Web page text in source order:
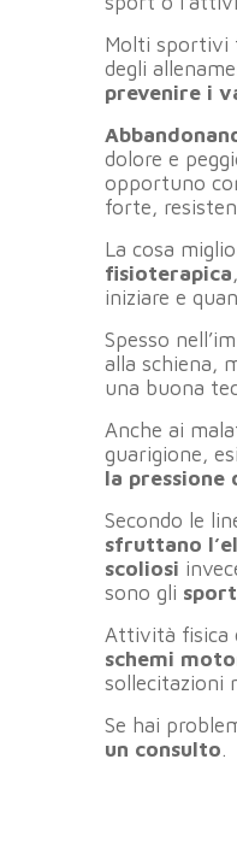
Molti sportivi
degli
prevenire i
dolore e
opportuno
forte,
La cosa
fisioterapica
iniziare e
Spesso
alla schiena,
una buona
Anche ai
guarigione,
la pressione
Secondo le
sfruttano
scoliosi
sono gli
Attività fisica
schemi
sollecitazioni
Se hai
un consulto.